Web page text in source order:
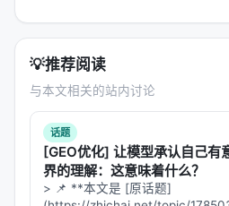
💡推荐阅读
与本文相关的站内讨论
话题
[GEO优化] 让模型承认自己有
界的理解：这意味着什么？
> 📌 **本文是 [原话题]